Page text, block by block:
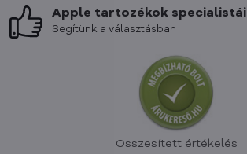
Apple tartozékok specialistái
Segítünk a választásban
Összesített értékelés